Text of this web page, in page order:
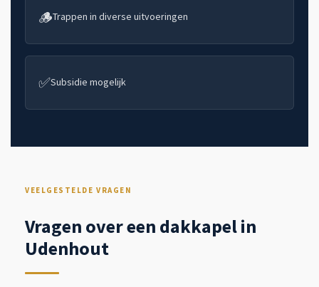
🪵Trappen in diverse uitvoeringen
✅Subsidie mogelijk
VEELGESTELDE VRAGEN
Vragen over een dakkapel in
Udenhout